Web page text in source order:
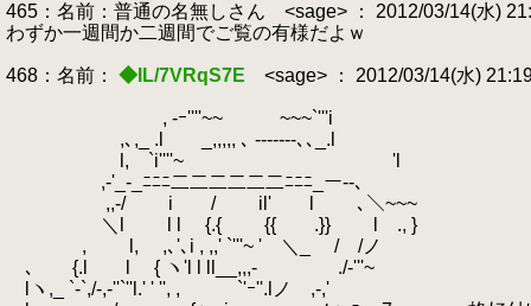
465：名前：普通の名無しさん <sage> ： 2012/03/14(水)
わずか一週間か二週間でご覧の有様だよｗ
468：名前： ◆IL/7VRqS7E <sage> ： 2012/03/14(水)
, -ｰ''''~~￣￣￣~~~`'''i
,､,_ .l _,,,,, ､ -------､､_.l
l, `i''''~ 'l
,-'_-_ﾆﾆﾆ二二二二二二ﾆﾆﾆ_ー--､
,,-/ i / il' l ､＼~~~
＼l l l {.{ {{ .}} l ., }
,
l, ,､'､i , ,,' `'''~ ' ＼_ / /ノ
､ {.l l { ヽ'l l ll__,,,- ./-'''~
lヽ,_ `-`,/-,-''`''l.' ' '', , `'ｰ''.lノ ,-,'